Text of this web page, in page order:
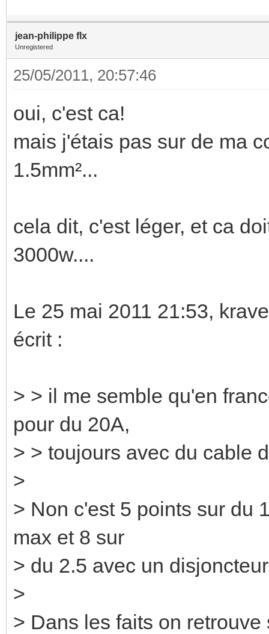
jean-philippe flx
Unregistered
25/05/2011, 20:57:46
oui, c'est ca!
mais j'étais pas sur de ma
1.5mm²...
cela dit, c'est léger, et ca
3000w....
Le 25 mai 2011 21:53,
écrit :
> > il me semble qu'en
pour du 20A,
> > toujours avec du cable
>
> Non c'est 5 points sur du
max et 8 sur
> du 2.5 avec un
>
> Dans les faits on